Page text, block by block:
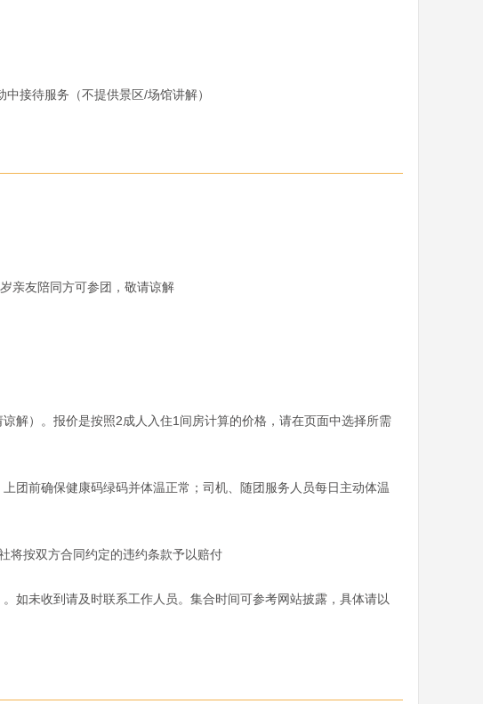
接待服务（不提供景区/场馆讲解）
亲友陪同方可参团，敬请谅解
解）。报价是按照2成人入住1间房计算的价格，请在页面中选择所需
团前确保健康码绿码并体温正常；司机、随团服务人员每日主动体温
将按双方合同约定的违约条款予以赔付
如未收到请及时联系工作人员。集合时间可参考网站披露，具体请以